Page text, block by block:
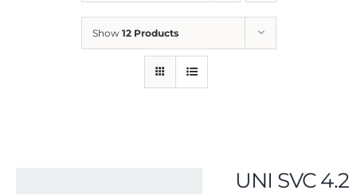
Show 12 Products
UNI SVC 4.2